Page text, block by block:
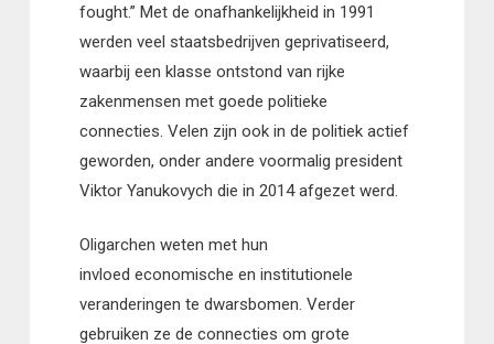
fought.” Met de onafhankelijkheid in 1991
werden veel staatsbedrijven geprivatiseerd,
waarbij een klasse ontstond van rijke
zakenmensen met goede politieke
connecties. Velen zijn ook in de politiek actief
geworden, onder andere voormalig president
Viktor Yanukovych die in 2014 afgezet werd.
Oligarchen weten met hun
invloed economische en institutionele
veranderingen te dwarsbomen. Verder
gebruiken ze de connecties om grote